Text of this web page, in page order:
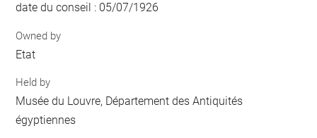
date du conseil : 05/07/1926
Owned by
Etat
Held by
Musée du Louvre, Département des Antiquités
égyptiennes